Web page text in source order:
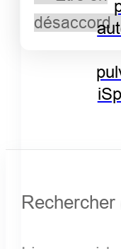
désaccord
Rechercher